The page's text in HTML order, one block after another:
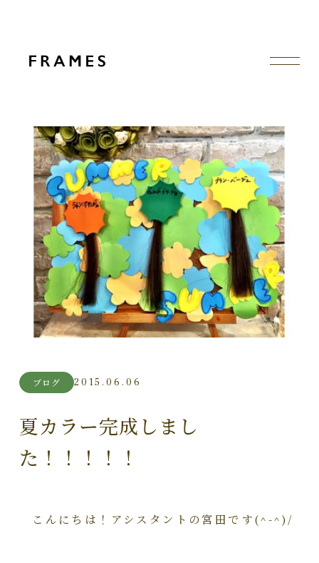
ブログ 2015.06.06
夏カラー完成しまし
た！！！！！
こんにちは！アシスタントの宮田です(^-^)/